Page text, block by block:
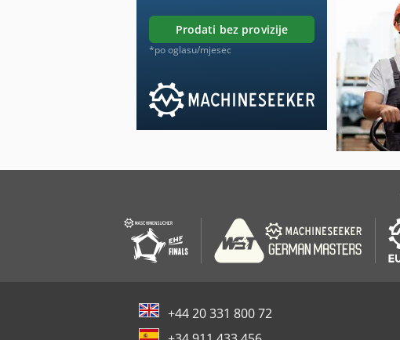
prodati bez provizije
*po oglasu/mjesec
Bbs 550
+44 20 331 800 72